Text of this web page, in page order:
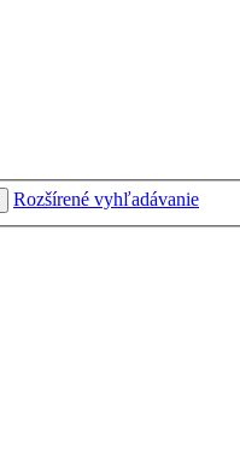
Rozšírené vyhľadávanie